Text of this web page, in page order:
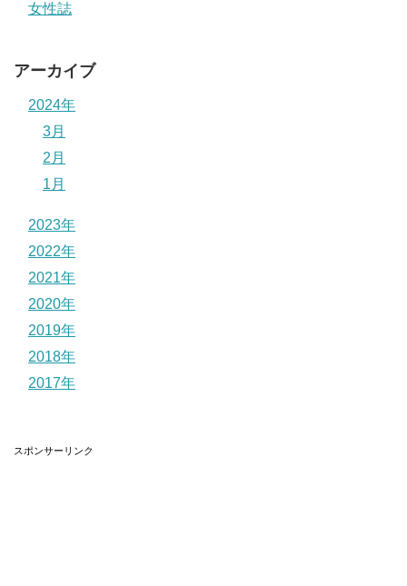
女性誌
アーカイブ
2024年
3月
2月
1月
2023年
2022年
2021年
2020年
2019年
2018年
2017年
スポンサーリンク